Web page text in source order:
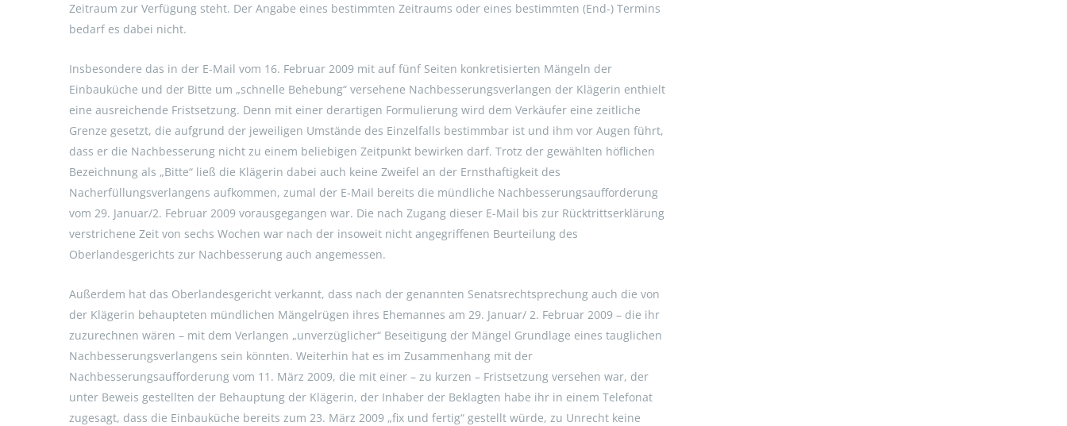
Zeitraum zur Verfügung steht. Der Angabe eines bestimmten Zeitraums oder eines bestimmten (End-) Termins
bedarf es dabei nicht.
Insbesondere das in der E-Mail vom 16. Februar 2009 mit auf fünf Seiten konkretisierten Mängeln der
Einbauküche und der Bitte um „schnelle Behebung“ versehene Nachbesserungsverlangen der Klägerin enthielt
eine ausreichende Fristsetzung. Denn mit einer derartigen Formulierung wird dem Verkäufer eine zeitliche
Grenze gesetzt, die aufgrund der jeweiligen Umstände des Einzelfalls bestimmbar ist und ihm vor Augen führt,
dass er die Nachbesserung nicht zu einem beliebigen Zeitpunkt bewirken darf. Trotz der gewählten höflichen
Bezeichnung als „Bitte“ ließ die Klägerin dabei auch keine Zweifel an der Ernsthaftigkeit des
Nacherfüllungsverlangens aufkommen, zumal der E-Mail bereits die mündliche Nachbesserungsaufforderung
vom 29. Januar/2. Februar 2009 vorausgegangen war. Die nach Zugang dieser E-Mail bis zur Rücktrittserklärung
verstrichene Zeit von sechs Wochen war nach der insoweit nicht angegriffenen Beurteilung des
Oberlandesgerichts zur Nachbesserung auch angemessen.
Außerdem hat das Oberlandesgericht verkannt, dass nach der genannten Senatsrechtsprechung auch die von
der Klägerin behaupteten mündlichen Mängelrügen ihres Ehemannes am 29. Januar/ 2. Februar 2009 – die ihr
zuzurechnen wären – mit dem Verlangen „unverzüglicher“ Beseitigung der Mängel Grundlage eines tauglichen
Nachbesserungsverlangens sein könnten. Weiterhin hat es im Zusammenhang mit der
Nachbesserungsaufforderung vom 11. März 2009, die mit einer – zu kurzen – Fristsetzung versehen war, der
unter Beweis gestellten der Behauptung der Klägerin, der Inhaber der Beklagten habe ihr in einem Telefonat
zugesagt, dass die Einbauküche bereits zum 23. März 2009 „fix und fertig“ gestellt würde, zu Unrecht keine